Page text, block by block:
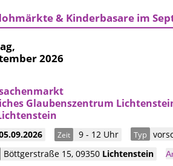
& Kinderbasare im
2026
Glaubenszentrum
Zeit 9 - 12 Uhr Typ
Böttgerstraße 15, 09350 Lichtenstein